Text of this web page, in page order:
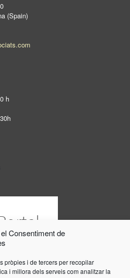
Consentiment de
pròpies i de tercers per recopilar
i millora dels serveis com analitzar la
(Spain)
h